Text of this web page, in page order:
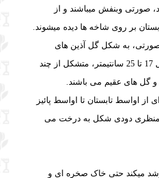
صورتی وبنفش میباشند و از
بر روی شاخه ها دیده میشوند.
به شکل گل آذین های
منشعب پر مانند به طول 17 تا 25 سانتیمتر، متشکل از چند
گل های عقیم می باشند.
از اواسط تابستان تا اواسط پائیز
منظری دودی شکل به درخت می
رشد میکند حتی خاک صخره ای و